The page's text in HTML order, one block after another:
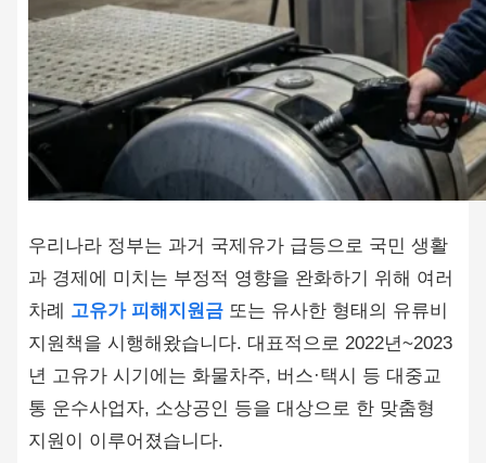
우리나라 정부는 과거 국제유가 급등으로 국민 생활
과 경제에 미치는 부정적 영향을 완화하기 위해 여러
차례 고유가 피해지원금또는 유사한 형태의 유류비
지원책을 시행해왔습니다. 대표적으로 2022년~2023
년 고유가 시기에는 화물차주, 버스·택시 등 대중교
통 운수사업자, 소상공인 등을 대상으로 한 맞춤형
지원이 이루어졌습니다.